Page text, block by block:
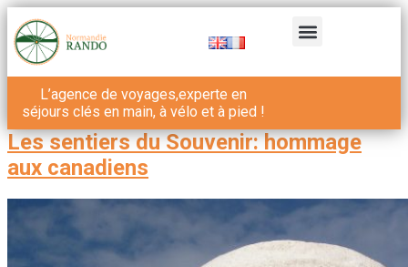
L’agence de voyages,experte en
séjours clés en main, à vélo et à pied !
Les sentiers du Souvenir: hommage
aux canadiens